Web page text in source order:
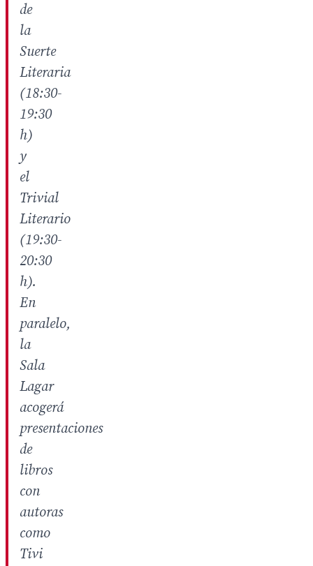
de
la
Suerte
Literaria
(18:30-
19:30
h)
y
el
Trivial
Literario
(19:30-
20:30
h).
En
paralelo,
la
Sala
Lagar
acogerá
presentaciones
de
libros
con
autoras
como
Tivi